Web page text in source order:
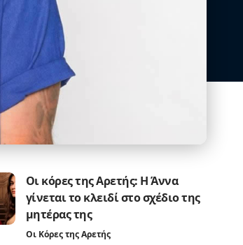
Οι κόρες της Αρετής: Η Άννα
γίνεται το κλειδί στο σχέδιο της
μητέρας της
Οι Κόρες της Αρετής